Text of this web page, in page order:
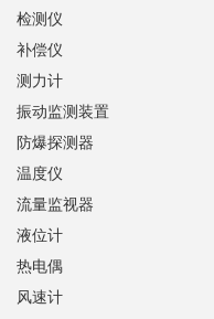
检测仪
补偿仪
测力计
振动监测装置
防爆探测器
温度仪
流量监视器
液位计
热电偶
风速计